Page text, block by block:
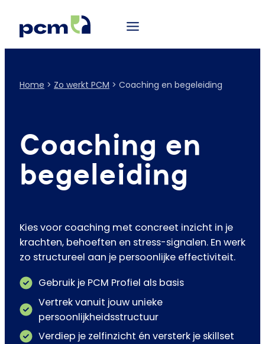
Home > Zo werkt PCM > Coaching en begeleiding
Coaching en
begeleiding
Kies voor coaching met concreet inzicht in je
krachten, behoeften en stress-signalen. En werk
zo structureel aan je persoonlijke effectiviteit.
Gebruik je PCM Profiel als basis
Vertrek vanuit jouw unieke
persoonlijkheidsstructuur
Verdiep je zelfinzicht én versterk je skillset